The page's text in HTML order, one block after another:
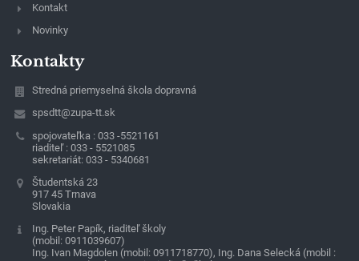
Kontakt
Novinky
Kontakty
Stredná priemyselná škola dopravná
spsdtt@zupa-tt.sk
spojovateľka : 033 -5521161
riaditeľ : 033 - 5521085
sekretariát: 033 - 5340681
Študentská 23
917 45 Trnava
Slovakia
Ing. Peter Papík, riaditeľ školy
(mobil: 0911039607)
Ing. Ivan Magdolen (mobil: 0911718770), Ing. Dana Selecká (mobil :